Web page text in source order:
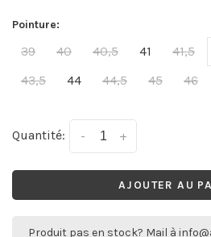
Pointure:
39 40 40,5 41 41,5
43,5
44 44,5 45 46
Quantité: +
-
AJOUTER AU
Produit pas en stock? Mail à